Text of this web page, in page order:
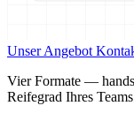
Unser Angebot
Vier Formate —
Reifegrad Ihres